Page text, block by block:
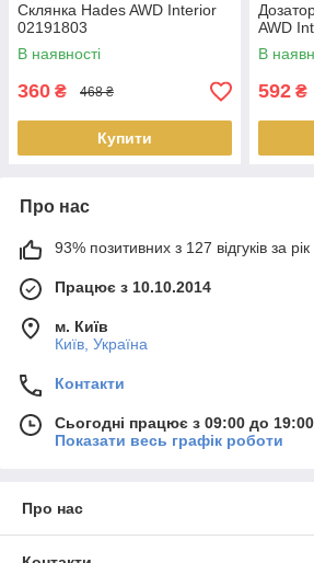
Склянка Hades AWD Interior
02191803
В наявності
360 ₴ 468 ₴
Купити
AWD
В
592 ₴
Про нас
93% позитивних з 127 відгуків за рік
Працює з 10.10.2014
м. Київ
Київ, Україна
Контакти
Сьогодні працює з 09:00 до 19:00
Показати весь графік роботи
Про нас